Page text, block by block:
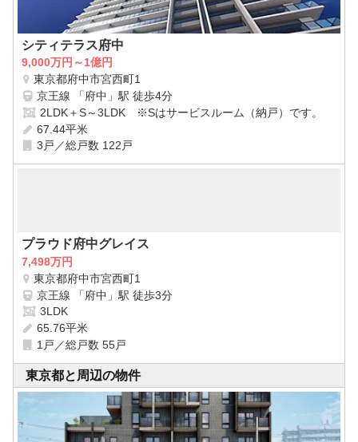
シティテラス府中
9,000万円～1億円
東京都府中市宮西町1
京王線 「府中」駅 徒歩4分
2LDK＋S～3LDK ※Sはサービスルーム（納戸）です。
67.44平米
3戸／総戸数 122戸
プラウド府中グレイス
7,498万円
東京都府中市宮西町1
京王線 「府中」駅 徒歩3分
3LDK
65.76平米
1戸／総戸数 55戸
東京都と周辺の物件